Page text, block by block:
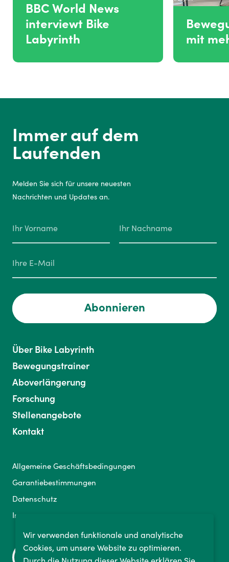
BBC World News
interviewt Bike
Labyrinth
mit
Immer auf dem
Laufenden
Melden Sie sich für unsere neuesten
Nachrichten und Updates an.
Abonnieren
Über Bike Labyrinth
Bewegungstrainer
Aboverlängerung
Forschung
Stellenangebote
Kontakt
Allgemeine Geschäftsbedingungen
Garantiebestimmungen
Datenschutz
Impressum
Wir verwenden funktionale und analytische
Cookies, um unsere Website zu optimieren.